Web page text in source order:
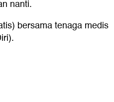
nanti.
bersama tenaga medis